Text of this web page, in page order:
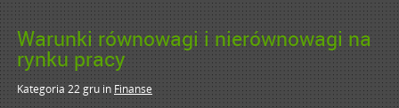
Warunki równowagi i nierównowagi na
rynku pracy
Kategoria 22 gruinFinanse